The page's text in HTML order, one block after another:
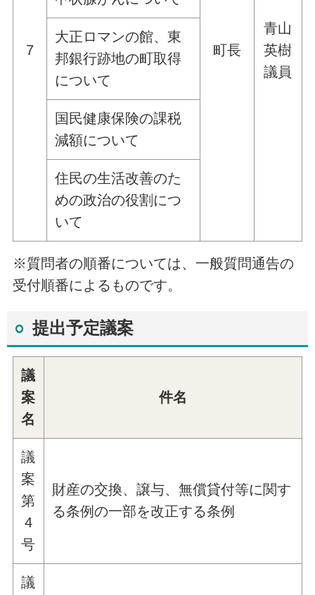
7 町長
青山
英樹
議員
大正ロマンの館、東
邦銀行跡地の町取得
について
国民健康保険の課税
減額について
住民の生活改善のた
めの政治の役割につ
いて
※質問者の順番については、一般質問通告の
受付順番によるものです。
提出予定議案
議
案
名
件名
議
案
第
4
号
財産の交換、譲与、無償貸付等に関す
る条例の一部を改正する条例
議